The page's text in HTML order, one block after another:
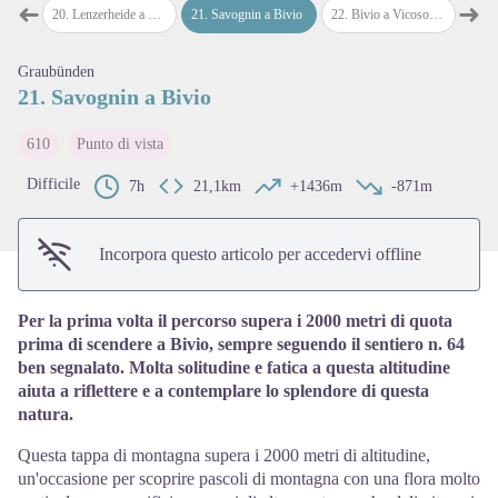
➜Passo precedente
20. Lenzerheide a Savognin 21.Savognin a Bivio 22. Bivio a Vicosoprano 23
➜
Graubünden
21. Savognin a Bivio
610 Punto di vista
Difficile 7h 21,1km +1436m -871m
Incorpora questo articolo per accedervi offline
Per la prima volta il percorso supera i 2000 metri di quota
prima di scendere a Bivio, sempre seguendo il sentiero n. 64
ben segnalato. Molta solitudine e fatica a questa altitudine
aiuta a riflettere e a contemplare lo splendore di questa
natura.
Questa tappa di montagna supera i 2000 metri di altitudine,
un'occasione per scoprire pascoli di montagna con una flora molto